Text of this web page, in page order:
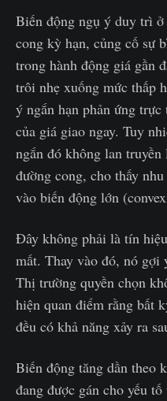
Biến động ngụ ý duy trì
cong kỳ hạn, củng cố sự
trong hành động giá gần
trôi nhẹ xuống mức thấp
ý ngắn hạn phản ứng
của giá giao ngay. Tuy
ngắn đó không lan
đường cong, cho thấy
vào biến động lớn
Đây không phải là tín
mất. Thay vào đó, nó
Thị trường quyền chọn
hiện quan điểm rằng bất
đều có khả năng xảy ra
Biến động tăng dần theo
đang được gán cho yếu